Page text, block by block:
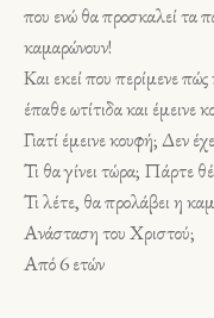
που ενώ θα προσκαλεί τα
καμαρώνουν!
Και εκεί που περίμενε
έπαθε ωτίτιδα και έμεινε
Γιατί έμεινε κουφή; Δεν
Τι θα γίνει τώρα; Πάρτε
Τι λέτε, θα προλάβει η
Ανάσταση του Χριστού;
Από 6 ετών